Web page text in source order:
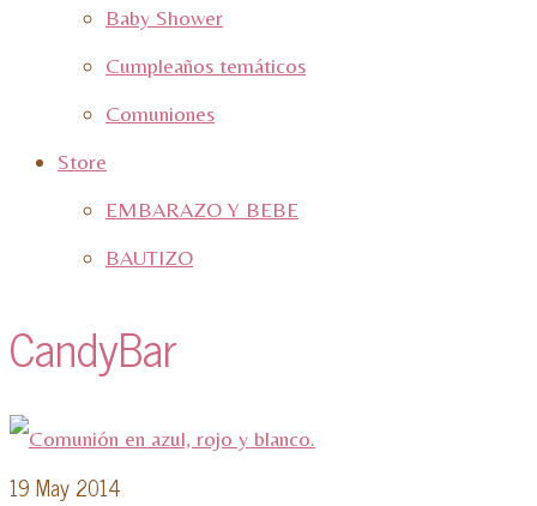
Baby Shower
Cumpleaños temáticos
Comuniones
Store
EMBARAZO Y BEBE
BAUTIZO
CandyBar
19 May 2014